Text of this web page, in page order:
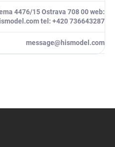
4476/15 Ostrava 708 00 web:
tel: +420 736643287
message@hismodel.com